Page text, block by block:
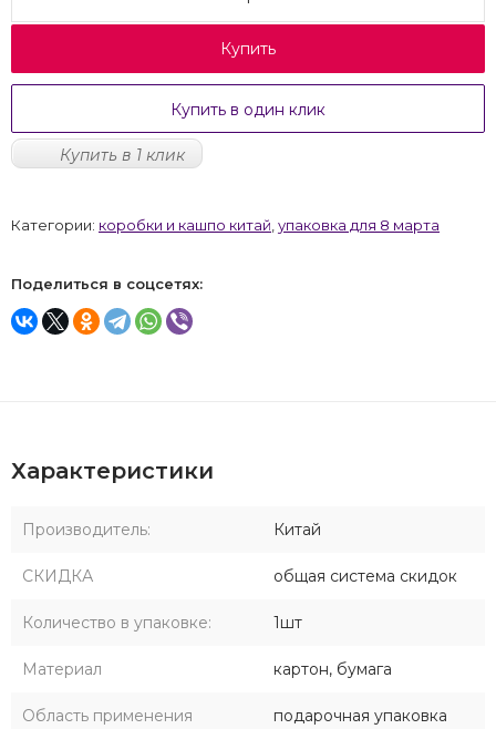
Купить
Купить в один клик
Купить в 1 клик
Категории: коробки и кашпо китай упаковка для 8 марта
Поделиться в соцсетях:
Характеристики
Производитель: Китай
СКИДКА общая система скидок
Количество в упаковке: 1шт
Материал картон, бумага
Область применения подарочная упаковка